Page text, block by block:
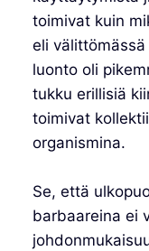
toimivat kuin
eli
luonto oli
tukku erillisiä
toimivat
organismina.
Se, että
barbaareina ei